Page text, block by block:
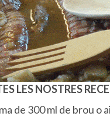
LES NOSTRES
de 300 ml de brou